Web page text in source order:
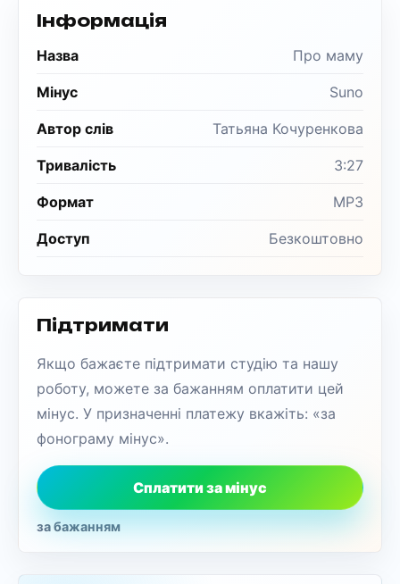
Інформація
Назва Про маму
Мінус Suno
Автор слів Татьяна Кочуренкова
Тривалість 3:27
Формат MP3
Доступ Безкоштовно
Підтримати
Якщо бажаєте підтримати студію та нашу
роботу, можете за бажанням оплатити цей
мінус. У призначенні платежу вкажіть: «за
фонограму мінус».
Сплатити за мінус
за бажанням